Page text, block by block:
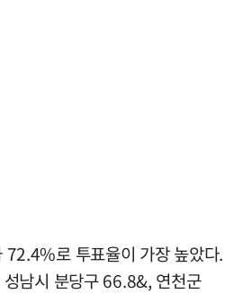
72.4%로 투표율이 가장 높았다.
남시 분당구 66.8&, 연천군